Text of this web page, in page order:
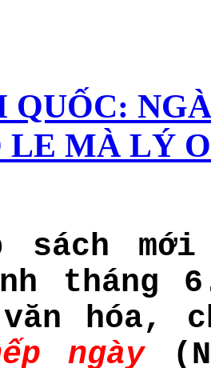
LE MÀ LÝ
sách mới
tháng
văn
ngày